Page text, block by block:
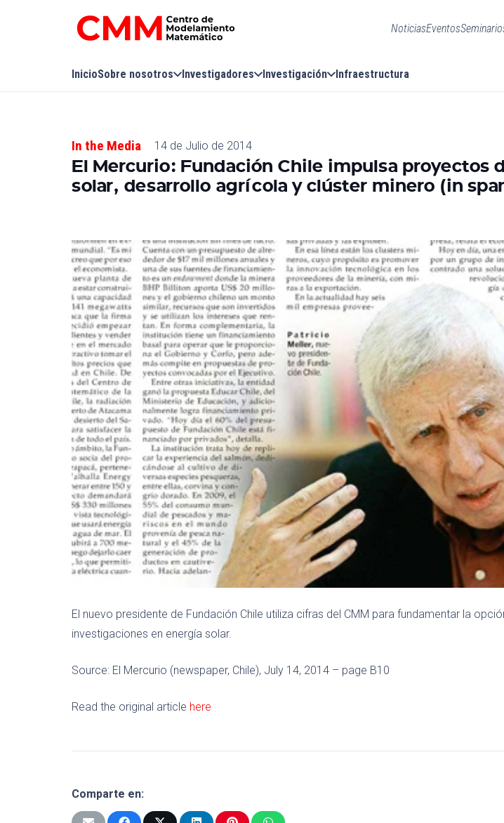
NoticiasEventos
InicioSobre nosotros Investigadores Investigación Infraestructura
In the Media 14 de Julio de 2014
El Mercurio: Fundación Chile impulsa proyectos
solar, desarrollo agrícola y clúster minero (in
El nuevo presidente de Fundación Chile utiliza cifras del CMM para fundamentar la
investigaciones en energía solar.
Source: El Mercurio (newspaper, Chile), July 14, 2014 – page B10
Read the original article here
Comparte en: